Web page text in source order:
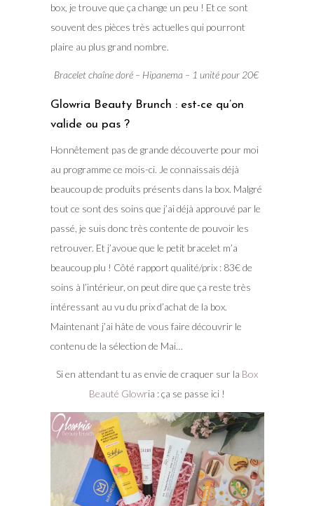
box, je trouve que ça change un peu ! Et ce sont
souvent des pièces très actuelles qui pourront
plaire au plus grand nombre.
Bracelet chaîne doré – Hipanema – 1 unité pour 20€
Glowria Beauty Brunch : est-ce qu’on
valide ou pas ?
Honnêtement pas de grande découverte pour moi
au programme ce mois-ci. Je connaissais déjà
beaucoup de produits présents dans la box. Malgré
tout ce sont des soins que j’ai déjà approuvé par le
passé, je suis donc très contente de pouvoir les
retrouver. Et j’avoue que le petit bracelet m’a
beaucoup plu ! Côté rapport qualité/prix : 83€ de
soins à l’intérieur, on peut dire que ça reste très
intéressant au vu du prix d’achat de la box.
Maintenant j’ai hâte de vous faire découvrir le
contenu de la sélection de Mai…
Si en attendant tu as envie de craquer sur la Box
Beauté Glowria : ça se passe ici !